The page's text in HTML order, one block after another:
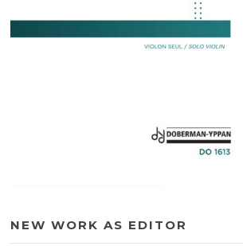
NEW WORK AS EDITOR